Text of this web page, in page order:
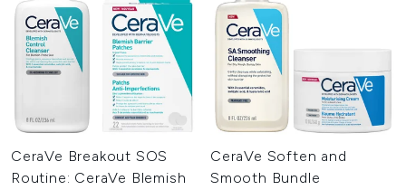
CeraVe Breakout SOS
Routine: CeraVe Blemish
CeraVe Soften and
Smooth Bundle